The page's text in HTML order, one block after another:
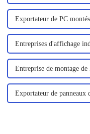
Exportateur de PC
Entreprises d'affichage
Entreprise de montage
Exportateur de panneaux